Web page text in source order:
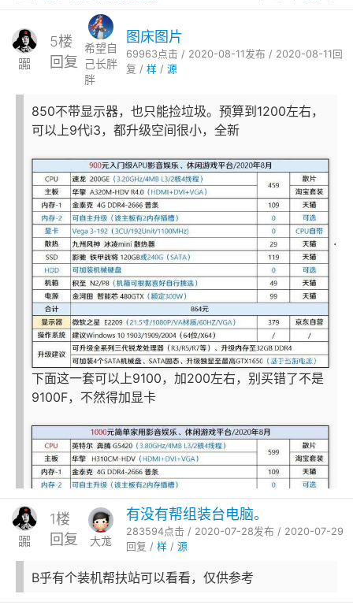
嚻
5楼
回复
希望自
己长胖
胖
图床图片
69963点击 / 2020-08-11发布 / 2020-08-11回
复 / 样/ 源
850不带显示器，也只能捡垃圾。预算到1200左右，
可以上9代i3，都升级空间很小，全新
下面这一套可以上9100，加200左右，别买错了不是
9100F，不然得加显卡
嚻
1楼
回复
大尨
有没有帮组装台电脑。
283594点击 / 2020-07-28发布 / 2020-07-29
回复 / 样/ 源
B乎有个装机帮扶站可以看看，仅供参考